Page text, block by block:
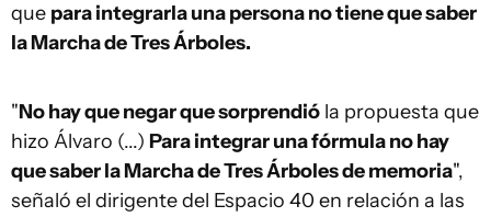
que para integrarla una persona no tiene que saber
la Marcha de Tres Árboles.
"No hay que negar que sorprendió la propuesta que
hizo Álvaro (...) Para integrar una fórmula no hay
que saber la Marcha de Tres Árboles de memoria",
señaló el dirigente del Espacio 40 en relación a las